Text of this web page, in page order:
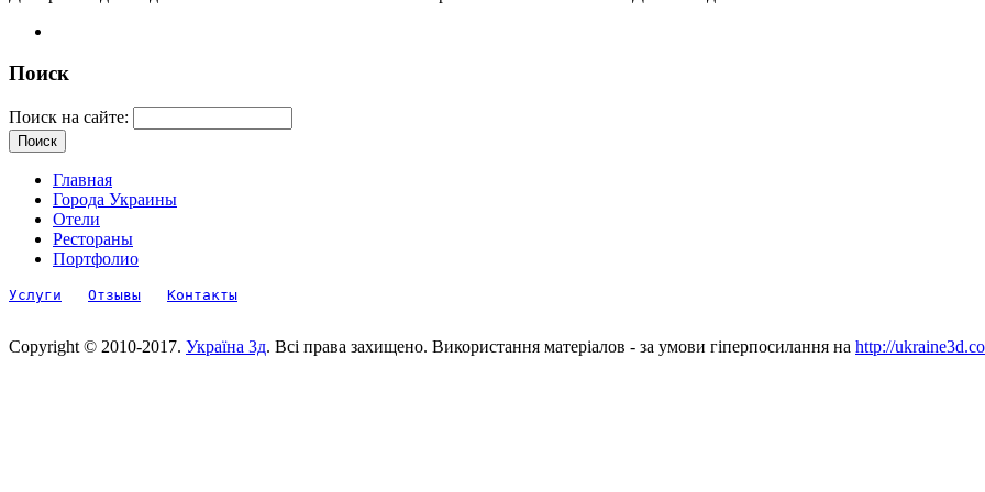
Поиск
Поиск на сайте:
Главная
Города Украины
Отели
Рестораны
Портфолио
Услуги Отзывы Контакты
Copyright © 2010-2017. Україна 3д. Всі права захищено. Використання матеріалов - за умови гіперпосилання на http://